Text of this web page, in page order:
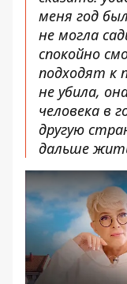
меня год
не могла
спокойно
подходят к
не убила,
человека в
другую
дальше